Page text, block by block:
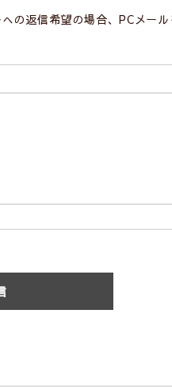
の返信希望の場合、PCメー